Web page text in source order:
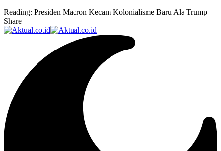
Reading: Presiden Macron Kecam Kolonialisme Baru Ala Trump
Share